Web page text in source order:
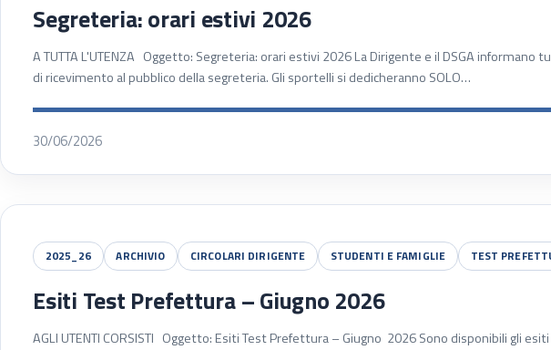
Segreteria: orari estivi 2026
A TUTTA L'UTENZA Oggetto: Segreteria: orari estivi 2026 La Dirigente e il DSGA informano
di ricevimento al pubblico della segreteria. Gli sportelli si dedicheranno SOLO…
30/06/2026
2025_26 ARCHIVIO CIRCOLARI DIRIGENTE STUDENTI E FAMIGLIE TEST
Esiti Test Prefettura – Giugno 2026
AGLI UTENTI CORSISTI Oggetto: Esiti Test Prefettura – Giugno 2026 Sono disponibili gli